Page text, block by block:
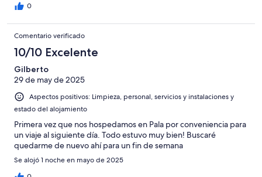
0
Comentario verificado
10/10 Excelente
Gilberto
29 de may de 2025
Aspectos positivos: Limpieza, personal, servicios y instalaciones y
estado del alojamiento
Primera vez que nos hospedamos en Pala por conveniencia para
un viaje al siguiente día. Todo estuvo muy bien! Buscaré
quedarme de nuevo ahí para un fin de semana
Se alojó 1 noche en mayo de 2025